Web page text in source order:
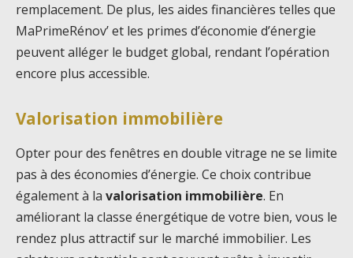
remplacement. De plus, les aides financières telles que
MaPrimeRénov’ et les primes d’économie d’énergie
peuvent alléger le budget global, rendant l’opération
encore plus accessible.
Valorisation immobilière
Opter pour des fenêtres en double vitrage ne se limite
pas à des économies d’énergie. Ce choix contribue
également à la valorisation immobilière. En
améliorant la classe énergétique de votre bien, vous le
rendez plus attractif sur le marché immobilier. Les